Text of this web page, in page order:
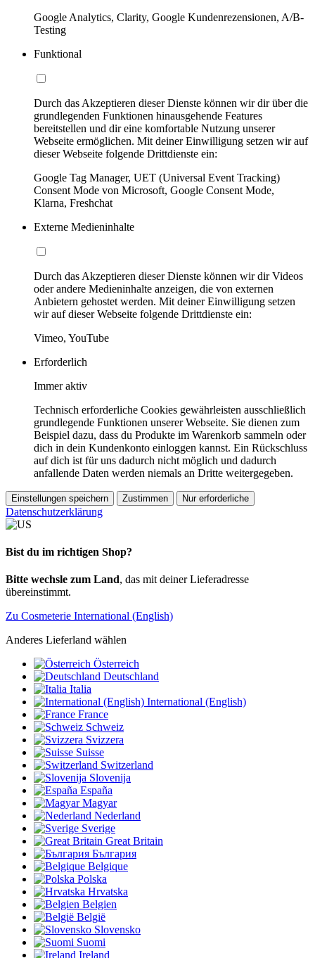
Google Analytics, Clarity, Google Kundenrezensionen, A/B-
Testing
Funktional
Durch das Akzeptieren dieser Dienste können wir dir über die
grundlegenden Funktionen hinausgehende Features
bereitstellen und dir eine komfortable Nutzung unserer
Webseite ermöglichen. Mit deiner Einwilligung setzen wir auf
dieser Webseite folgende Drittdienste ein:
Google Tag Manager, UET (Universal Event Tracking)
Consent Mode von Microsoft, Google Consent Mode,
Klarna, Freshchat
Externe Medieninhalte
Durch das Akzeptieren dieser Dienste können wir dir Videos
oder andere Medieninhalte anzeigen, die von externen
Anbietern gehostet werden. Mit deiner Einwilligung setzen
wir auf dieser Webseite folgende Drittdienste ein:
Vimeo, YouTube
Erforderlich
Immer aktiv
Technisch erforderliche Cookies gewährleisten ausschließlich
grundlegende Funktionen unserer Webseite. Sie dienen zum
Beispiel dazu, dass du Produkte im Warenkorb sammeln oder
dich in dein Kundenkonto einloggen kannst. Ein Rückschluss
auf dich ist für uns dadurch nicht möglich und dadurch
anfallende Daten werden niemals an Dritte weitergegeben.
Einstellungen speichern Zustimmen Nur erforderliche
Datenschutzerklärung
Bist du im richtigen Shop?
Bitte wechsle zum Land, das mit deiner Lieferadresse
übereinstimmt.
Zu Cosmeterie International (English)
Anderes Lieferland wählen
Österreich
Deutschland
Italia
International (English)
France
Schweiz
Svizzera
Suisse
Switzerland
Slovenija
España
Magyar
Nederland
Sverige
Great Britain
България
Belgique
Polska
Hrvatska
Belgien
België
Slovensko
Suomi
Ireland